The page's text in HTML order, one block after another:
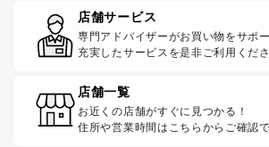
店舗サービス
専門アドバイザーがお買い物をサポー
充実したサービスを是非ご利用くださ
店舗一覧
お近くの店舗がすぐに見つかる！
住所や営業時間はこちらからご確認で